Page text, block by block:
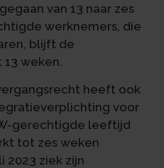
van 13 naar zes
werknemers, die
blijft de
weken.
heeft ook
voor
gerechtigde leeftijd
tot zes weken
2023 ziek zijn